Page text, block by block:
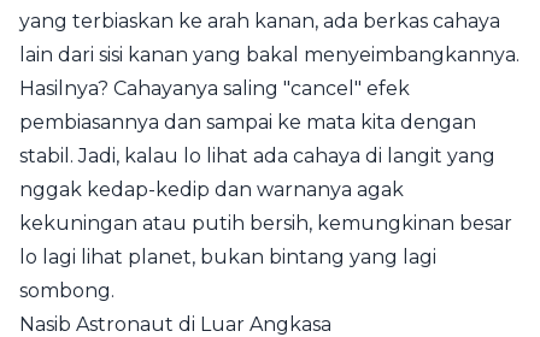
yang terbiaskan ke arah kanan, ada berkas cahaya
lain dari sisi kanan yang bakal menyeimbangkannya.
Hasilnya? Cahayanya saling "cancel" efek
pembiasannya dan sampai ke mata kita dengan
stabil. Jadi, kalau lo lihat ada cahaya di langit yang
nggak kedap-kedip dan warnanya agak
kekuningan atau putih bersih, kemungkinan besar
lo lagi lihat planet, bukan bintang yang lagi
sombong.
Nasib Astronaut di Luar Angkasa